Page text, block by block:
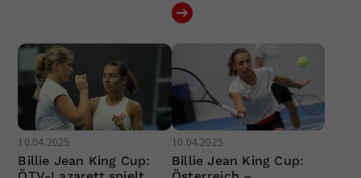
10.04.2025
Billie Jean King Cup:
10.04.2025
Billie Jean King Cup: